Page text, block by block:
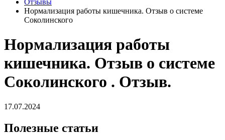
Отзывы
Нормализация работы кишечника. Отзыв о системе
Соколинского
Нормализация работы
кишечника. Отзыв о системе
Соколинского . Отзыв.
17.07.2024
Полезные статьи